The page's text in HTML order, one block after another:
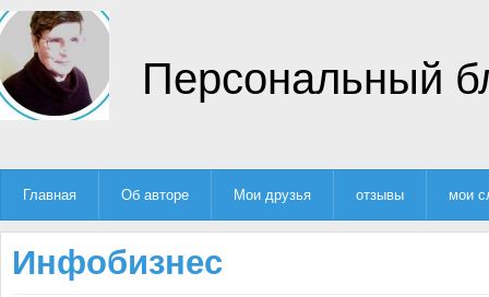
Персональный
Главная Об авторе Мои друзья отзывы мои
Инфобизнес